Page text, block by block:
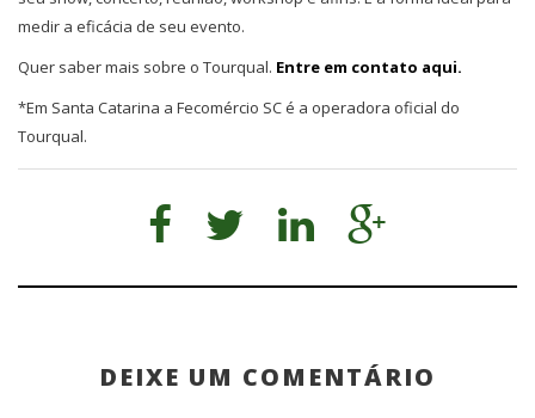
medir a eficácia de seu evento.
Quer saber mais sobre o Tourqual. Entre em contato aqui.
*Em Santa Catarina a Fecomércio SC é a operadora oficial do
Tourqual.
DEIXE UM COMENTÁRIO